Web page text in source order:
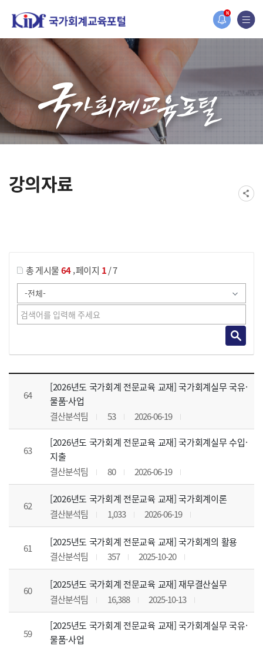
N
홈페이지가 새롭게 개편되었습니다.
한국조세재정연구원홈페이지가 새롭게 개설되었습니다.
강의자료
총 게시물64,페이지 1/ 7
강의자료 목록 으로 번호, 제목, 작성자, 조회수, 등록 일, 첨부파일로 나열 되고 있습니다.
64
[2026년도 국가회계 전문교육 교재] 국가회계실무 국유·
물품·사업
결산분석팀
53 2026-06-19
63
[2026년도 국가회계 전문교육 교재] 국가회계실무 수입·
지출
결산분석팀
80 2026-06-19
62
[2026년도 국가회계 전문교육 교재] 국가회계이론
결산분석팀
1,033 2026-06-19
61
[2025년도 국가회계 전문교육 교재] 국가회계의 활용
결산분석팀
357 2025-10-20
60
[2025년도 국가회계 전문교육 교재] 재무결산실무
결산분석팀
16,388 2025-10-13
59
[2025년도 국가회계 전문교육 교재] 국가회계실무 국유·
물품·사업